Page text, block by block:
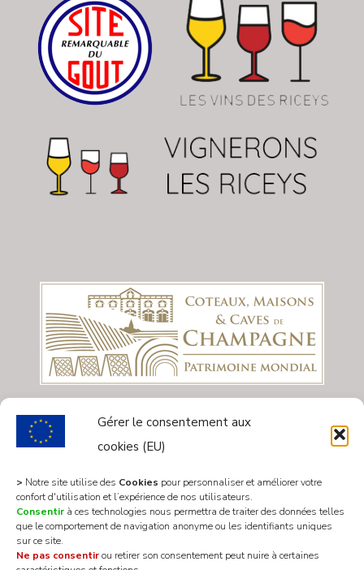
Gérer le consentement aux
cookies (EU)
> Notre site utilise des Cookies pour personnaliser et améliorer votre
confort d'utilisation et l’expérience de nos utilisateurs.
Consentir à ces technologies nous permettra de traiter des données telles
que le comportement de navigation anonyme ou les identifiants uniques
sur ce site.
Ne pas consentirou retirer son consentement peut nuire à certaines